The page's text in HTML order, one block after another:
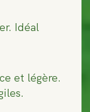
Idéal
et légère.